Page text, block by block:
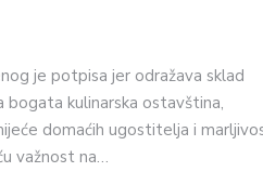
je potpisa jer odražava sklad
bogata kulinarska ostavština,
domaćih ugostitelja i
važnost na…